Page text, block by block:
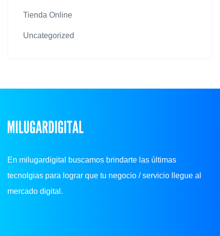
Tienda Online
Uncategorized
En milugardigital buscamos brindarte las últimas
tecnolgias para lograr que tu negocio / servicio llegue al
mercado digital.